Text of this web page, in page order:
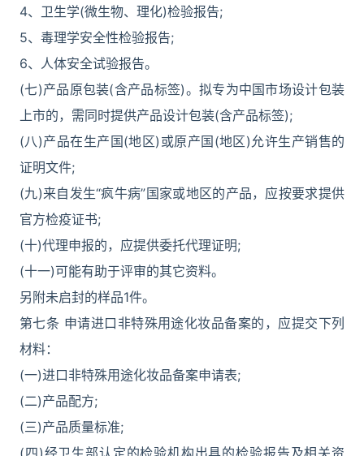
4、卫生学(微生物、理化)检验报告;
5、毒理学安全性检验报告;
6、人体安全试验报告。
(七)产品原包装(含产品标签)。拟专为中国市场设计包装
上市的，需同时提供产品设计包装(含产品标签);
(八)产品在生产国(地区)或原产国(地区)允许生产销售的
证明文件;
(九)来自发生“疯牛病”国家或地区的产品，应按要求提供
官方检疫证书;
(十)代理申报的，应提供委托代理证明;
(十一)可能有助于评审的其它资料。
另附未启封的样品1件。
第七条 申请进口非特殊用途化妆品备案的，应提交下列
材料：
(一)进口非特殊用途化妆品备案申请表;
(二)产品配方;
(三)产品质量标准;
(四)经卫生部认定的检验机构出具的检验报告及相关资